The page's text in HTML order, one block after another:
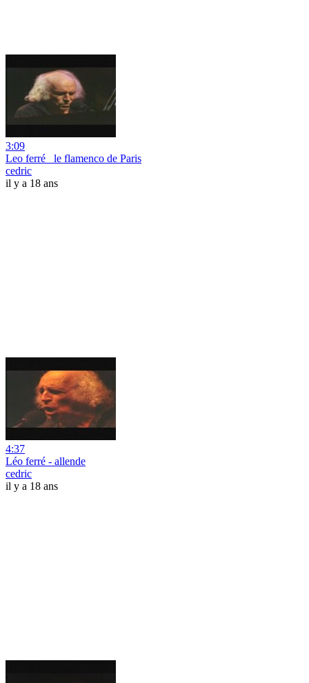
3:09
Leo ferré _le flamenco de Paris
cedric
il y a 18 ans
4:37
Léo ferré - allende
cedric
il y a 18 ans